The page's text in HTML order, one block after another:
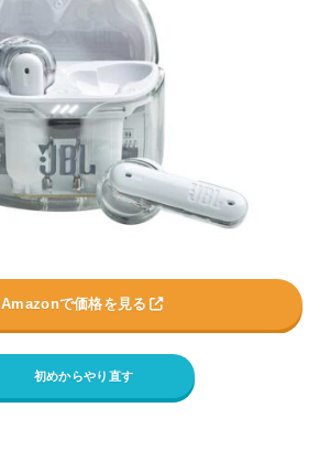
Amazonで価格を見る
初めからやり直す